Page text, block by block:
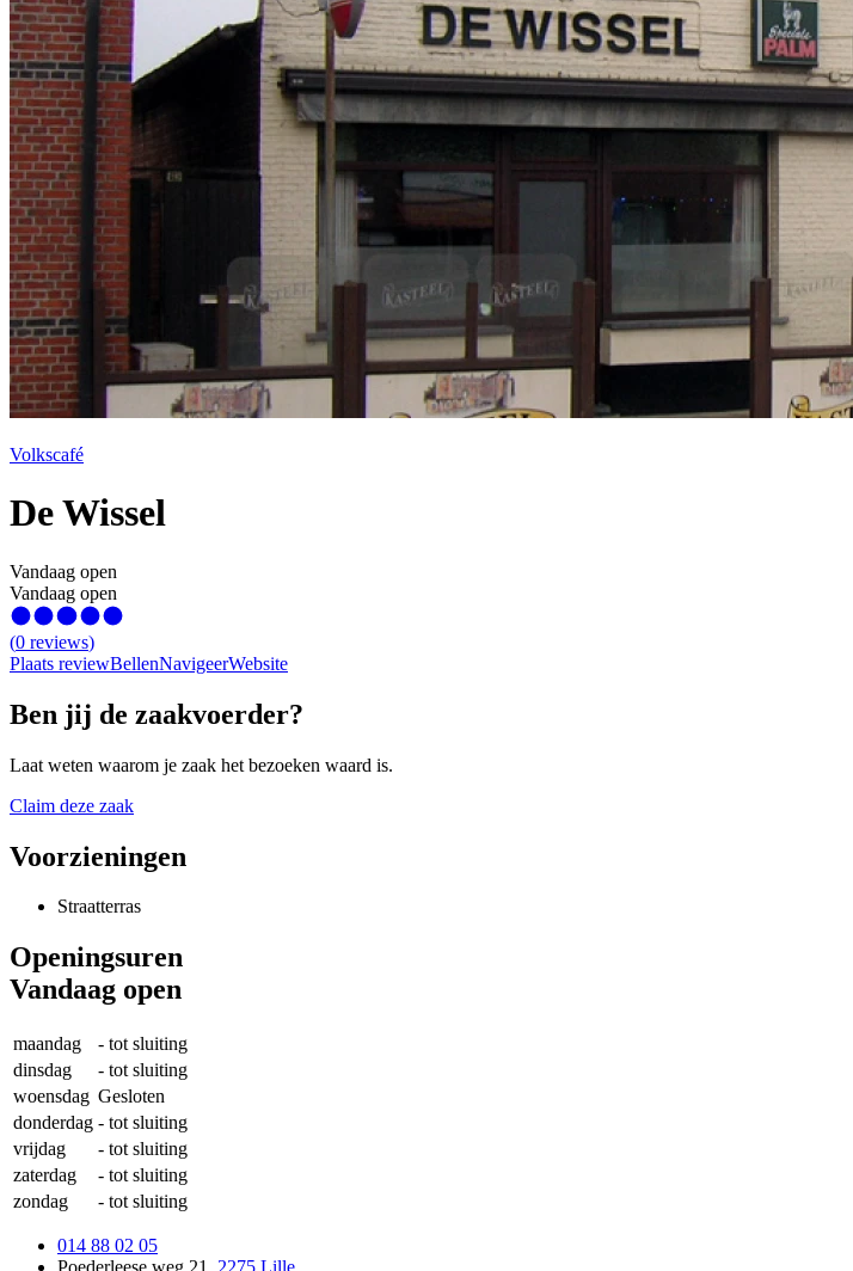
Volkscafé
De Wissel
Vandaag open
Vandaag open
(0 reviews)
Plaats reviewBellenNavigeerWebsite
Ben jij de zaakvoerder?
Laat weten waarom je zaak het bezoeken waard is.
Claim deze zaak
Voorzieningen
Straatterras
Openingsuren
Vandaag open
maandag - tot sluiting
dinsdag
- tot sluiting
woensdag Gesloten
donderdag - tot sluiting
vrijdag
- tot sluiting
zaterdag
- tot sluiting
zondag
- tot sluiting
014 88 02 05